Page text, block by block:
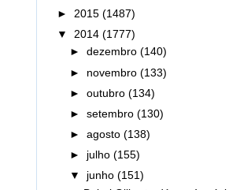
► 2015 (1487)
▼ 2014 (1777)
►dezembro(140)
► novembro(133)
►outubro(134)
►setembro(130)
►agosto(138)
► julho(155)
▼ junho(151)